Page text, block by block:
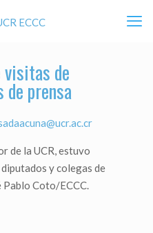
visitas de
de prensa
de la UCR, estuvo
y colegas de
Pablo Coto/ECCC.